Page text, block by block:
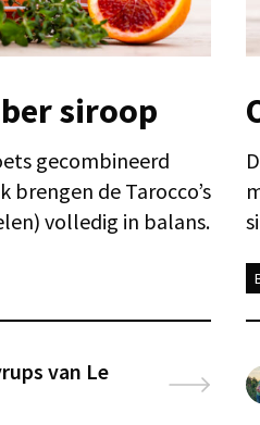
siroop
gecombineerd
brengen de Tarocco’s
volledig in balans.
van Le